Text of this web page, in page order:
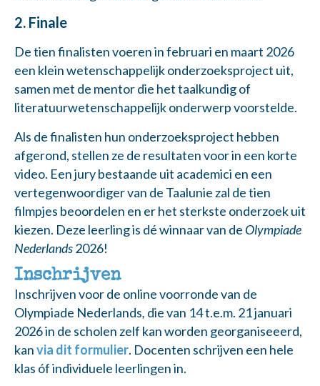
2. Finale
De tien finalisten voeren in februari en maart 2026
een klein wetenschappelijk onderzoeksproject uit,
samen met de mentor die het taalkundig of
literatuurwetenschappelijk onderwerp voorstelde.
Als de finalisten hun onderzoeksproject hebben
afgerond, stellen ze de resultaten voor in een korte
video. Een jury bestaande uit academici en een
vertegenwoordiger van de Taalunie zal de tien
filmpjes beoordelen en er het sterkste onderzoek uit
kiezen. Deze leerling is dé winnaar van de Olympiade
Nederlands2026!
Inschrijven
Inschrijven voor de online voorronde van de
Olympiade Nederlands, die van 14 t.e.m. 21 januari
2026 in de scholen zelf kan worden georganiseeerd,
kanvia dit formulier. Docenten schrijven een hele
klas óf individuele leerlingen in.